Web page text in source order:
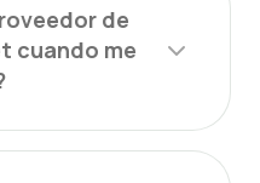
de
cuando me